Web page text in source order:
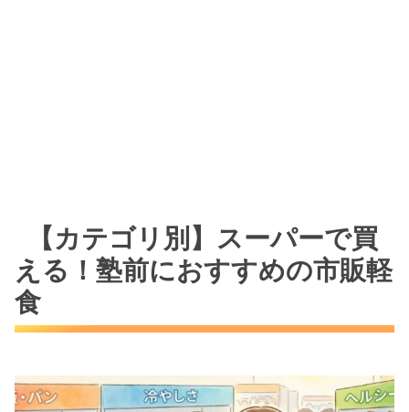
【カテゴリ別】スーパーで買
える！塾前におすすめの市販軽
食